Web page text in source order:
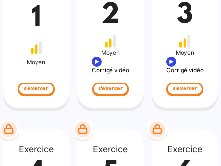
1
Moyen
s'exercer
2
Moyen
Corrigé vidéo
s'exercer
3
Moyen
Corrigé vidéo
s'exercer
Exercice Exercice Exercice